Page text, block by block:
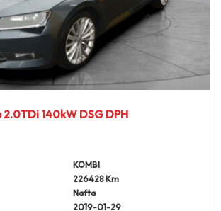
140kW DSG DPH
KOMBI
226428 Km
Nafta
2019-01-29